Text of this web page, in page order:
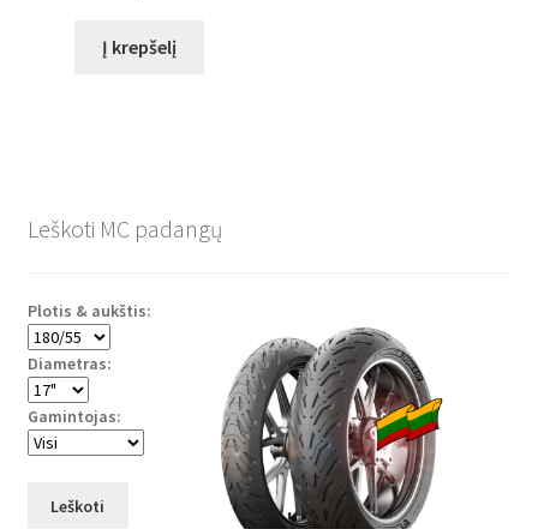
Į krepšelį
Leškoti MC padangų
Plotis & aukštis:
Diametras:
Gamintojas:
Leškoti